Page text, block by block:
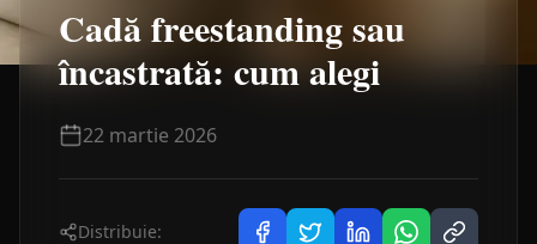
Cadă freestanding sau
încastrată: cum alegi
22 martie 2026
Distribuie: